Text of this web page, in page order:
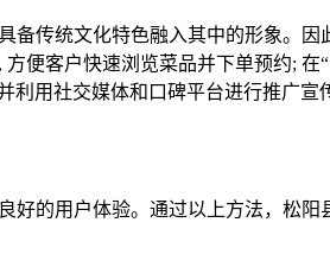
传统文化特色融入其中的形象。
便客户快速浏览菜品并下单预约;
利用社交媒体和口碑平台进行推广宣
的用户体验。通过以上方法，松